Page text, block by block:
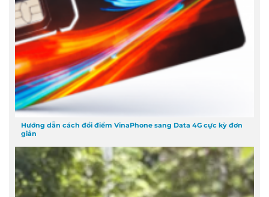
Hướng dẫn cách đổi điểm VinaPhone sang Data 4G cực kỳ đơn
giản